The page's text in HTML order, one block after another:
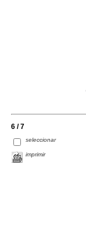
6 / 7
seleccionar
imprimir